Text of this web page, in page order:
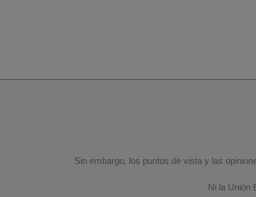
Sin embargo, los puntos de vista y las
Ni la Unión